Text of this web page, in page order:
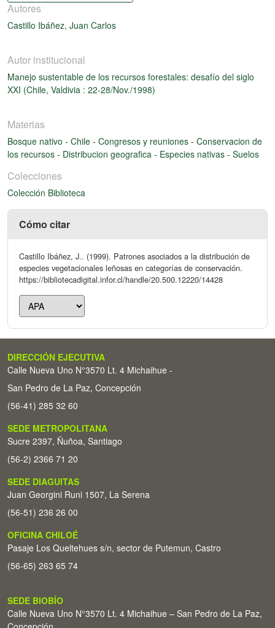
Autores
Castillo Ibáñez, Juan Carlos
Autor institucional
Manejo sustentable de los recursos forestales: desafío del siglo
XXI (Chile, Valdivia : 22-28/Nov./1998)
Materias
Bosque nativo - Chile - Congresos y reuniones - Conservacion de
los recursos - Distribucion geografica - Especies nativas - Suelos
Colecciones
Colección Biblioteca
Cómo citar
Castillo Ibáñez, J.. (1999). Patrones asociados a la distribución de
especies vegetacionales leñosas en categorías de conservación.
https://bibliotecadigital.infor.cl/handle/20.500.12220/14428
DIRECCIÓN EJECUTIVA
Calle Nueva Uno N°3570 Lt. 4 Michaihue -
San Pedro de La Paz, Concepción
(56-41) 285 32 60
SEDE METROPOLITANA
Sucre 2397, Ñuñoa, Santiago
(56-2) 2366 71 20
SEDE DIAGUITAS
Juan Georgini Runi 1507, La Serena
(56-51) 236 26 00
OFICINA CHILOÉ
Pasaje Los Queltehues s/n, sector de Putemun, Castro
(56-65) 263 65 74
SEDE BIOBÍO
Calle Nueva Uno N°3570 Lt. 4 Michaihue – San Pedro de La Paz,